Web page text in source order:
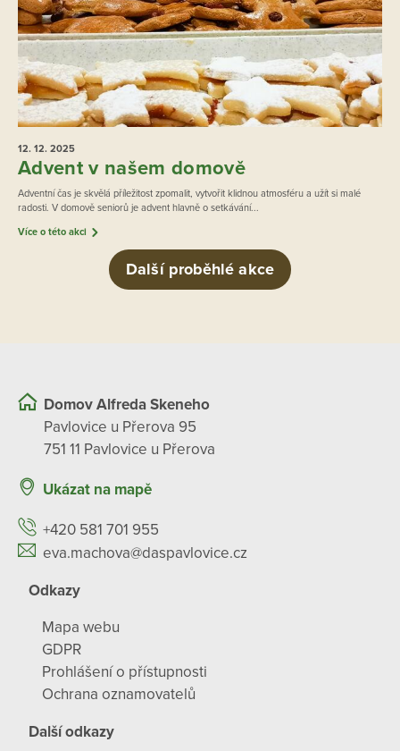
12. 12. 2025
Advent v našem domově
Adventní čas je skvělá příležitost zpomalit, vytvořit klidnou atmosféru a užít si malé
radosti. V domově seniorů je advent hlavně o setkávání...
Více o této akci
Další proběhlé akce
Domov Alfreda Skeneho
Pavlovice u Přerova 95
751 11 Pavlovice u Přerova
Ukázat na mapě
+420 581 701 955
eva.machova@daspavlovice.cz
Odkazy
Mapa webu
GDPR
Prohlášení o přístupnosti
Ochrana oznamovatelů
Další odkazy